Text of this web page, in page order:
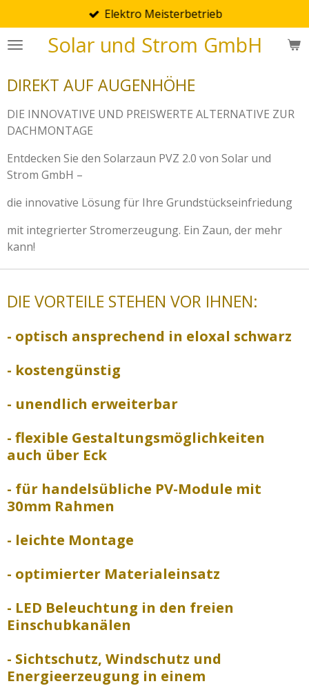
Hauptinhalt
springenSolar und Strom GmbH
Elektro Meisterbetrieb
DIREKT AUF AUGENHÖHE
DIE INNOVATIVE UND PREISWERTE ALTERNATIVE ZUR
DACHMONTAGE
Entdecken Sie den Solarzaun PVZ 2.0 von Solar und
Strom GmbH –
die innovative Lösung für Ihre Grundstückseinfriedung
mit integrierter Stromerzeugung. Ein Zaun, der mehr
kann!
DIE VORTEILE STEHEN VOR IHNEN:
- optisch ansprechend in eloxal schwarz
- kostengünstig
- unendlich erweiterbar
- flexible Gestaltungsmöglichkeiten
auch über Eck
- für handelsübliche PV-Module mit
30mm Rahmen
- leichte Montage
- optimierter Materialeinsatz
- LED Beleuchtung in den freien
Einschubkanälen
- Sichtschutz, Windschutz und
Energieerzeugung in einem